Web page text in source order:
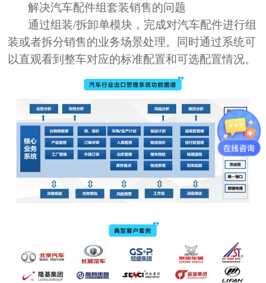
解决汽车配件组套装销售的问题
通过组装/拆卸单模块，完成对汽车配件进行组
装或者拆分销售的业务场景处理。同时通过系统可
以直观看到整车对应的标准配置和可选配置情况。